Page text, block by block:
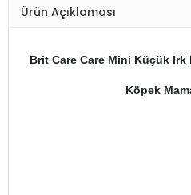
Ürün Açıklaması
Brit Care Care Mini Küçük Irk
Köpek